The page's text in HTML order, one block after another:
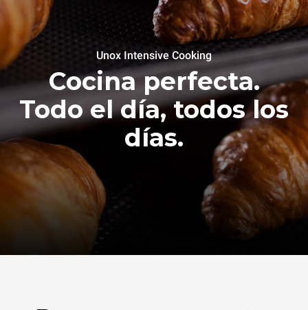
Unox Intensive Cooking
Cocina perfecta.
Todo el día, todos los
días.